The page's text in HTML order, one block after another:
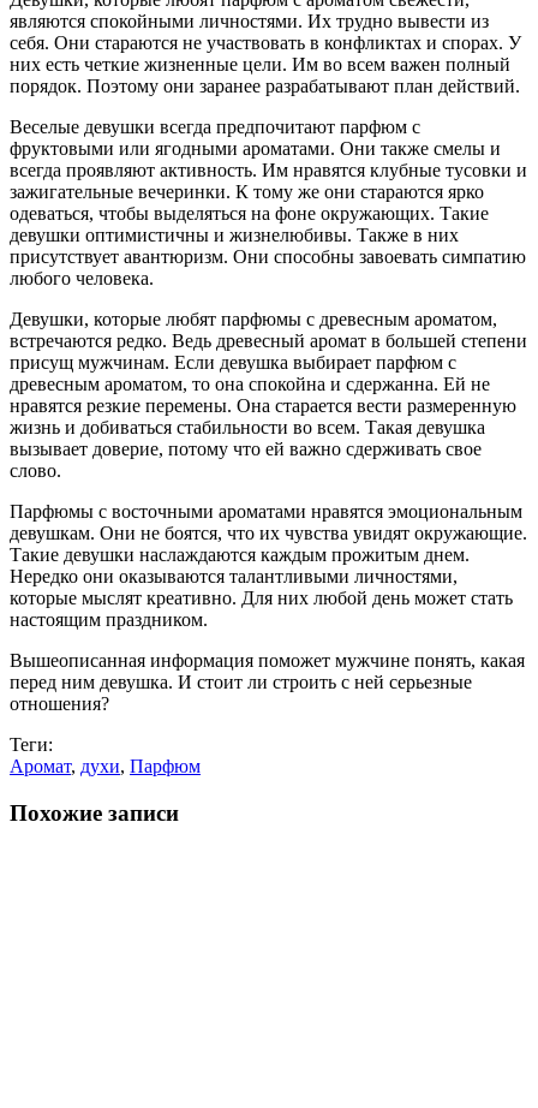
являются спокойными личностями. Их трудно вывести из
себя. Они стараются не участвовать в конфликтах и спорах. У
них есть четкие жизненные цели. Им во всем важен полный
порядок. Поэтому они заранее разрабатывают план действий.
Веселые девушки всегда предпочитают парфюм с
фруктовыми или ягодными ароматами. Они также смелы и
всегда проявляют активность. Им нравятся клубные тусовки и
зажигательные вечеринки. К тому же они стараются ярко
одеваться, чтобы выделяться на фоне окружающих. Такие
девушки оптимистичны и жизнелюбивы. Также в них
присутствует авантюризм. Они способны завоевать симпатию
любого человека.
Девушки, которые любят парфюмы с древесным ароматом,
встречаются редко. Ведь древесный аромат в большей степени
присущ мужчинам. Если девушка выбирает парфюм с
древесным ароматом, то она спокойна и сдержанна. Ей не
нравятся резкие перемены. Она старается вести размеренную
жизнь и добиваться стабильности во всем. Такая девушка
вызывает доверие, потому что ей важно сдерживать свое
слово.
Парфюмы с восточными ароматами нравятся эмоциональным
девушкам. Они не боятся, что их чувства увидят окружающие.
Такие девушки наслаждаются каждым прожитым днем.
Нередко они оказываются талантливыми личностями,
которые мыслят креативно. Для них любой день может стать
настоящим праздником.
Вышеописанная информация поможет мужчине понять, какая
перед ним девушка. И стоит ли строить с ней серьезные
отношения?
Теги:
Аромат, духи, Парфюм
Похожие записи